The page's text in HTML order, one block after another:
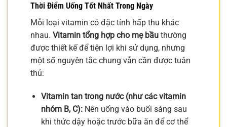
Thời Điểm Uống Tốt Nhất Trong Ngày
Mỗi loại vitamin có đặc tính hấp thu khác
nhau. Vitamin tổng hợp cho mẹ bầu thường
được thiết kế để tiện lợi khi sử dụng, nhưng
một số nguyên tắc chung vẫn cần được tuân
thủ:
Vitamin tan trong nước (như các vitamin
nhóm B, C):Nên uống vào buổi sáng sau
khi thức dậy hoặc trước bữa ăn để cơ thể